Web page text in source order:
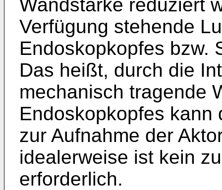
Wandstärke reduziert
Verfügung stehende
Endoskopkopfes bzw.
Das heißt, durch die
mechanisch tragende
Endoskopkopfes kann
zur Aufnahme der
idealerweise ist kein
erforderlich.